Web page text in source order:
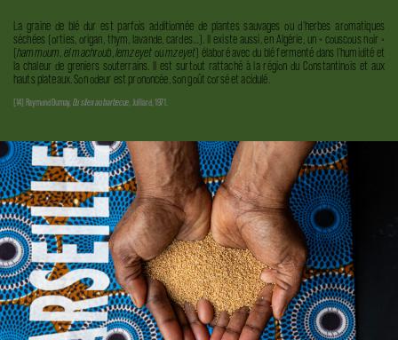
La graine de blé dur est parfois additionnée de plantes sauvages ou d’herbes aromatiques
séchées (orties, origan, thym, lavande, cardes…). Il existe aussi, en Algérie, un « couscous noir »
(hammoum el machroub ,lemzeyetoumzeyet) élaboré avec du blé fermenté dans l’humidité et
la chaleur de greniers souterrains. Il est surtout rattaché à la région du Constantinois et aux
hauts plateaux. Son odeur est prononcée, son goût corsé et acidulé.
[14] Raymond Dumay, Du silex au barbecue , Julliard, 1971.